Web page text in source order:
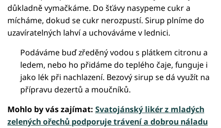
důkladně vymačkáme. Do šťávy nasypeme cukr a
mícháme, dokud se cukr nerozpustí. Sirup plníme do
uzavíratelných lahví a uchováváme v lednici.
Podáváme buď zředěný vodou s plátkem citronu a
ledem, nebo ho přidáme do teplého čaje, funguje i
jako lék při nachlazení. Bezový sirup se dá využít na
přípravu dezertů a moučníků.
Mohlo by vás zajímat: Svatojánský likér z mladých
zelených ořechů podporuje trávení a dobrou náladu